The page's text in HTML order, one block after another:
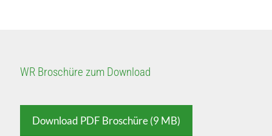
WR Broschüre zum Download
Download PDF Broschüre (9 MB)